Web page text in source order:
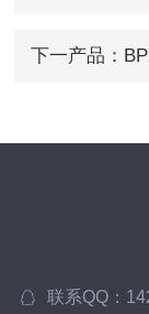
下一产品：
联系QQ：